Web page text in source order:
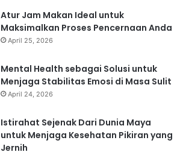
Atur Jam Makan Ideal untuk
Maksimalkan Proses Pencernaan Anda
April 25, 2026
Mental Health sebagai Solusi untuk
Menjaga Stabilitas Emosi di Masa Sulit
April 24, 2026
Istirahat Sejenak Dari Dunia Maya
untuk Menjaga Kesehatan Pikiran yang
Jernih